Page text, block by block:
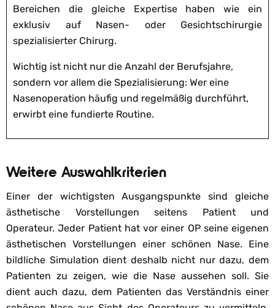
Bereichen die gleiche Expertise haben wie ein
exklusiv auf Nasen- oder Gesichtschirurgie
spezialisierter Chirurg.
Wichtig ist nicht nur die Anzahl der Berufsjahre,
sondern vor allem die Spezialisierung: Wer eine
Nasenoperation häufig und regelmäßig durchführt,
erwirbt eine fundierte Routine.
Weitere Auswahlkriterien
Einer der wichtigsten Ausgangspunkte sind gleiche
ästhetische Vorstellungen seitens Patient und
Operateur. Jeder Patient hat vor einer OP seine eigenen
ästhetischen Vorstellungen einer schönen Nase. Eine
bildliche Simulation dient deshalb nicht nur dazu, dem
Patienten zu zeigen, wie die Nase aussehen soll. Sie
dient auch dazu, dem Patienten das Verständnis einer